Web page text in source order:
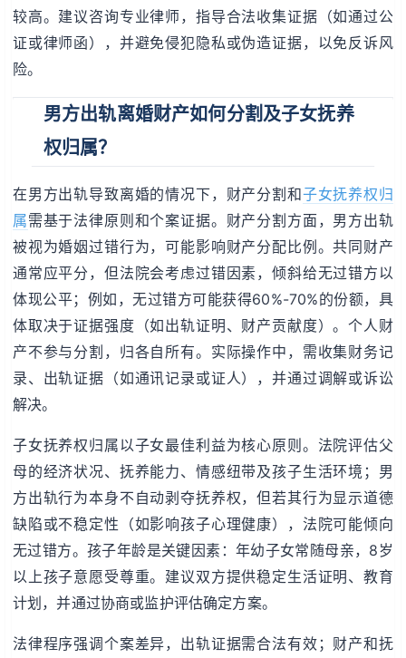
较高。建议咨询专业律师，指导合法收集证据（如通过公
证或律师函），并避免侵犯隐私或伪造证据，以免反诉风
险。
男方出轨离婚财产如何分割及子女抚养
权归属？
在男方出轨导致离婚的情况下，财产分割和子女抚养权归
属需基于法律原则和个案证据。财产分割方面，男方出轨
被视为婚姻过错行为，可能影响财产分配比例。共同财产
通常应平分，但法院会考虑过错因素，倾斜给无过错方以
体现公平；例如，无过错方可能获得60%-70%的份额，具
体取决于证据强度（如出轨证明、财产贡献度）。个人财
产不参与分割，归各自所有。实际操作中，需收集财务记
录、出轨证据（如通讯记录或证人），并通过调解或诉讼
解决。
子女抚养权归属以子女最佳利益为核心原则。法院评估父
母的经济状况、抚养能力、情感纽带及孩子生活环境；男
方出轨行为本身不自动剥夺抚养权，但若其行为显示道德
缺陷或不稳定性（如影响孩子心理健康），法院可能倾向
无过错方。孩子年龄是关键因素：年幼子女常随母亲，8岁
以上孩子意愿受尊重。建议双方提供稳定生活证明、教育
计划，并通过协商或监护评估确定方案。
法律程序强调个案差异，出轨证据需合法有效；财产和抚